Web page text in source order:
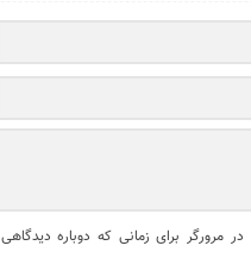
مرورگر برای زمانی که دوباره دیدگاهی